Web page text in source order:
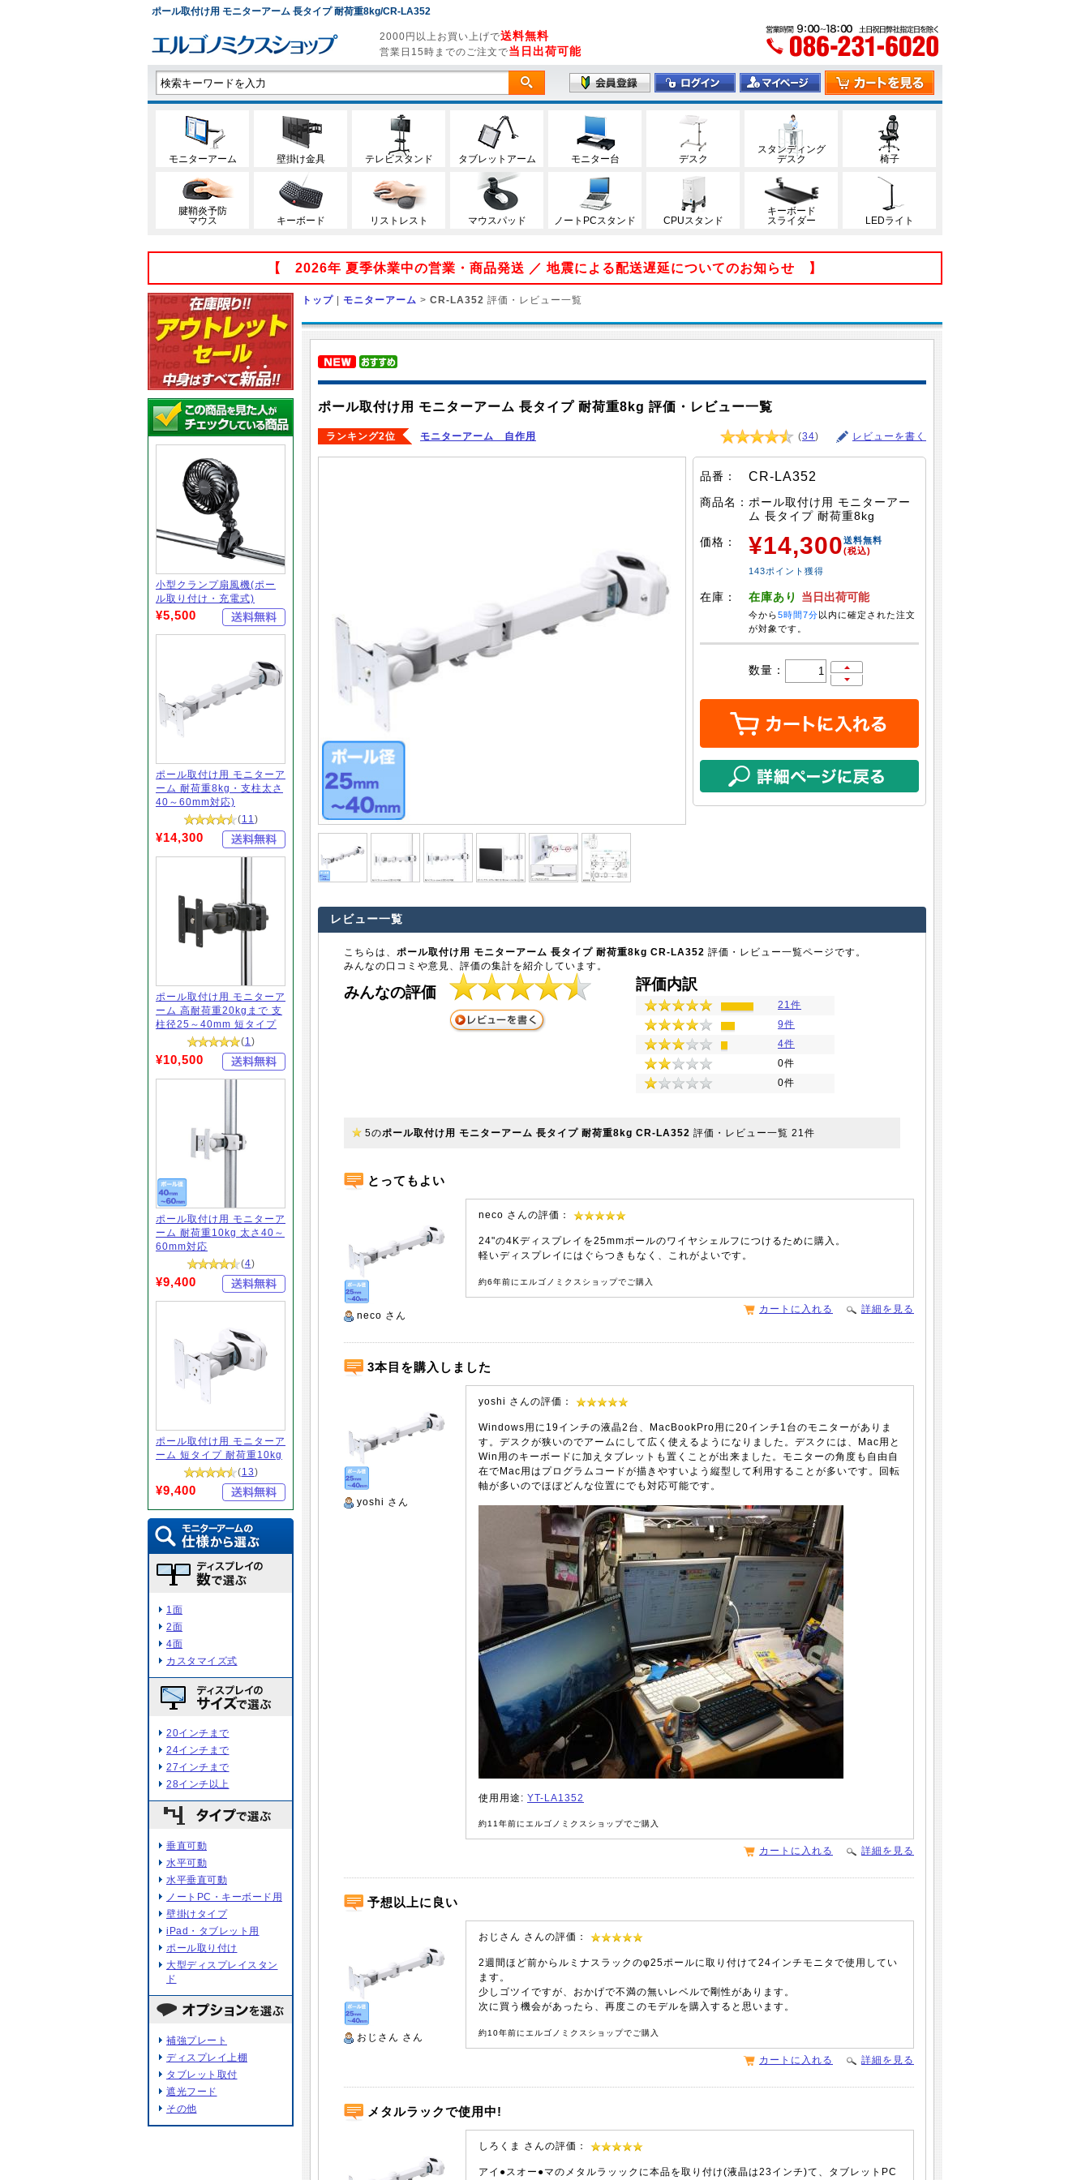
ポール取付け用 モニターアーム 長タイプ 耐荷重8kg/CR-LA352
2000円以上お買い上げで送料無料
営業日15時までのご注文で当日出荷可能
モニターアーム 壁掛け金具 テレビスタンド タブレットアーム モニター台 デスク
スタンディング
デスク
椅子
腱鞘炎予防
マウス
キーボード リストレスト マウスパッド ノートPCスタンド CPUスタンド
キーボード
スライダー
LEDライト
【 2026年 夏季休業中の営業・商品発送 ／ 地震による配送遅延についてのお知らせ 】
小型クランプ扇風機(ポー
ル取り付け・充電式)
¥5,500
ポール取付け用 モニターア
ーム 耐荷重8kg・支柱太さ
40～60mm対応)
(11 )
¥14,300
ポール取付け用 モニターア
ーム 高耐荷重20kgまで 支
柱径25～40mm 短タイプ
(1 )
¥10,500
ポール取付け用 モニターア
ーム 耐荷重10kg 太さ40～
60mm対応
(4)
¥9,400
ポール取付け用 モニターア
ーム 短タイプ 耐荷重10kg
(13)
¥9,400
1面
2面
4面
カスタマイズ式
20インチまで
24インチまで
27インチまで
28インチ以上
垂直可動
水平可動
水平垂直可動
ノートPC・キーボード用
壁掛けタイプ
iPad・タブレット用
ポール取り付け
大型ディスプレイスタン
ド
補強プレート
ディスプレイ上棚
タブレット取付
遮光フード
その他
トップ | モニターアーム > CR-LA352 評価・レビュー一覧
ポール取付け用 モニターアーム 長タイプ 耐荷重8kg 評価・レビュー一覧
ランキング2位 モニターアーム 自作用 レビューを書く
(34)
品番： CR-LA352
商品名： ポール取付け用 モニターアー
ム 長タイプ 耐荷重8kg
価格：
¥14,300送料無料
(税込)
143ポイント獲得
在庫： 在庫あり 当日出荷可能
今から5時間7分以内に確定された注文
が対象です。
数量：
レビュー一覧
こちらは、 ポール取付け用 モニターアーム 長タイプ 耐荷重8kg CR-LA352 評価・レビュー一覧ページです。
みんなの口コミや意見、評価の集計を紹介しています。
みんなの評価 評価内訳
21件
9件
4件
0件
0件
5のポール取付け用 モニターアーム 長タイプ 耐荷重8kg CR-LA352 評価・レビュー一覧 21 件
とってもよい
neco さん
neco さんの評価：
24"の4Kディスプレイを25mmポールのワイヤシェルフにつけるために購入。
軽いディスプレイにはぐらつきもなく、これがよいです。
約6年前にエルゴノミクスショップでご購入
詳細を見る
カートに入れる
3本目を購入しました
yoshi さん
yoshi さんの評価：
Windows用に19インチの液晶2台、MacBookPro用に20インチ1台のモニターがありま
す。デスクが狭いのでアームにして広く使えるようになりました。デスクには、Mac用と
Win用のキーボードに加えタブレットも置くことが出来ました。モニターの角度も自由自
在でMac用はプログラムコードが描きやすいよう縦型して利用することが多いです。回転
軸が多いのでほぼどんな位置にでも対応可能です。
使用用途: YT-LA1352
約11年前にエルゴノミクスショップでご購入
詳細を見る
カートに入れる
予想以上に良い
おじさん さん
おじさん さんの評価：
2週間ほど前からルミナスラックのφ25ポールに取り付けて24インチモニタで使用してい
ます。
少しゴツイですが、おかげで不満の無いレベルで剛性があります。
次に買う機会があったら、再度このモデルを購入すると思います。
約10年前にエルゴノミクスショップでご購入
詳細を見る
カートに入れる
メタルラックで使用中!
しろくま さんの評価：
アイ●スオー●マのメタルラッックに本品を取り付け(液晶は23インチ)て、タブレットPC